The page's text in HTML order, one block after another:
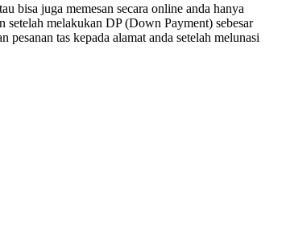
bisa juga memesan secara online anda hanya
setelah melakukan DP (Down Payment) sebesar
tas kepada alamat anda setelah melunasi